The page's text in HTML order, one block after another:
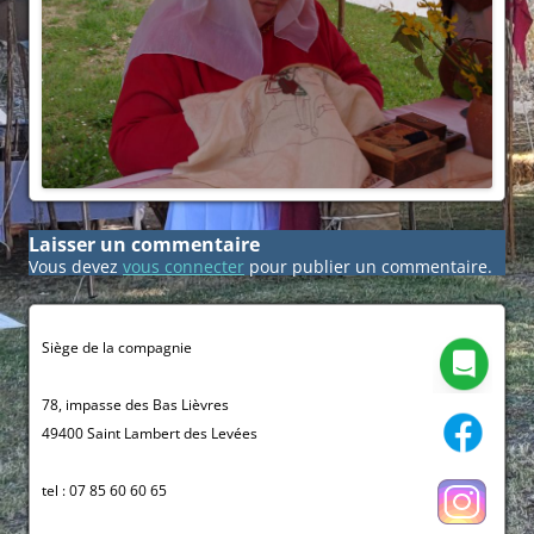
Laisser un commentaire
Vous devez vous connecter pour publier un commentaire.
Siège de la compagnie
78, impasse des Bas Lièvres
49400 Saint Lambert des Levées
tel : 07 85 60 60 65